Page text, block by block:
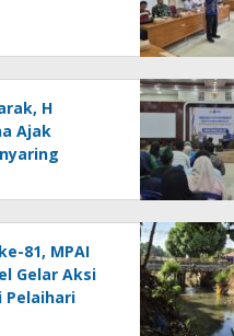
H
Ajak
81, MPAI
Gelar Aksi
Pelaihari